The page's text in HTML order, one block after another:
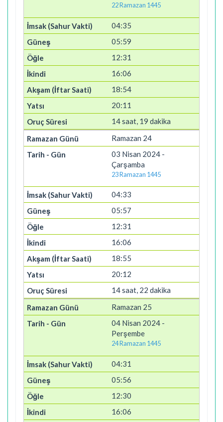
22 Ramazan 1445
04:35
05:59
12:31
16:06
18:54
20:11
14 saat, 19 dakika
Ramazan 24
03 Nisan 2024 -
Çarşamba
23 Ramazan 1445
04:33
05:57
12:31
16:06
18:55
20:12
14 saat, 22 dakika
Ramazan 25
04 Nisan 2024 -
Perşembe
24 Ramazan 1445
04:31
05:56
12:30
16:06